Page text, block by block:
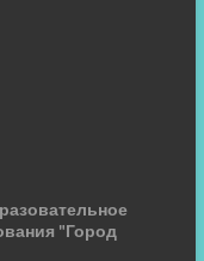
"Город